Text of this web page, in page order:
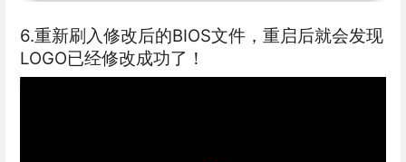
6.重新刷入修改后的BIOS文件，重启后就会发现
LOGO已经修改成功了！